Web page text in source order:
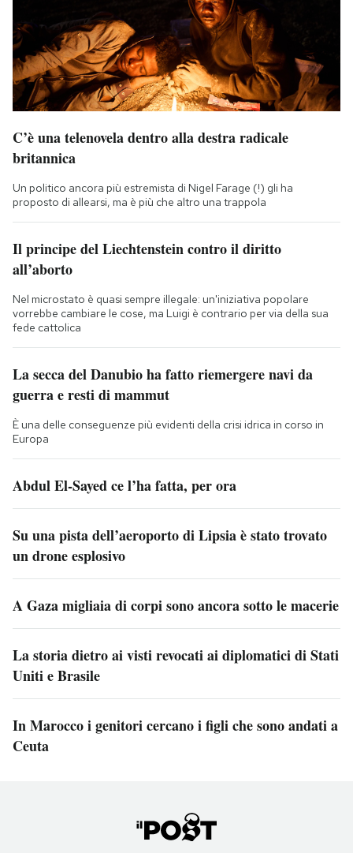
C’è una telenovela dentro alla destra radicale
britannica
Un politico ancora più estremista di Nigel Farage (!) gli ha
proposto di allearsi, ma è più che altro una trappola
Il principe del Liechtenstein contro il diritto
all’aborto
Nel microstato è quasi sempre illegale: un'iniziativa popolare
vorrebbe cambiare le cose, ma Luigi è contrario per via della sua
fede cattolica
La secca del Danubio ha fatto riemergere navi da
guerra e resti di mammut
È una delle conseguenze più evidenti della crisi idrica in corso in
Europa
Abdul El-Sayed ce l’ha fatta, per ora
Su una pista dell’aeroporto di Lipsia è stato trovato
un drone esplosivo
A Gaza migliaia di corpi sono ancora sotto le macerie
La storia dietro ai visti revocati ai diplomatici di Stati
Uniti e Brasile
In Marocco i genitori cercano i figli che sono andati a
Ceuta